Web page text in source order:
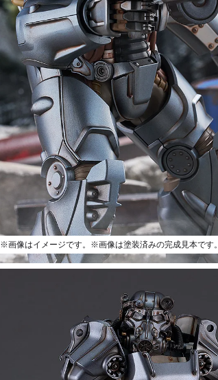
※画像はイメージです。※画像は塗装済みの完成見本です。